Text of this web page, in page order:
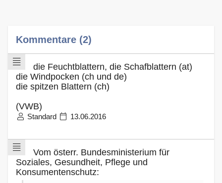
Kommentare (2)
die Feuchtblattern, die Schafblattern (at)
die Windpocken (ch und de)
die spitzen Blattern (ch)
(VWB)
Standard 13.06.2016
Vom österr. Bundesministerium für
Soziales, Gesundheit, Pflege und
Konsumentenschutz: